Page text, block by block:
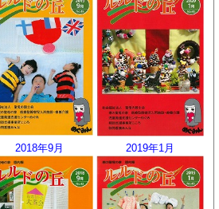
2018年9月 2019年1月